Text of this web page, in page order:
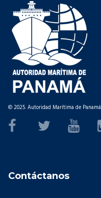
© 2025. Autoridad Marítima de Panamá
Contáctanos